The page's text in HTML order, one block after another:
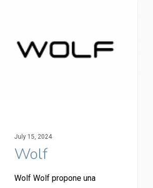
July 15, 2024
Wolf
Wolf Wolf propone una